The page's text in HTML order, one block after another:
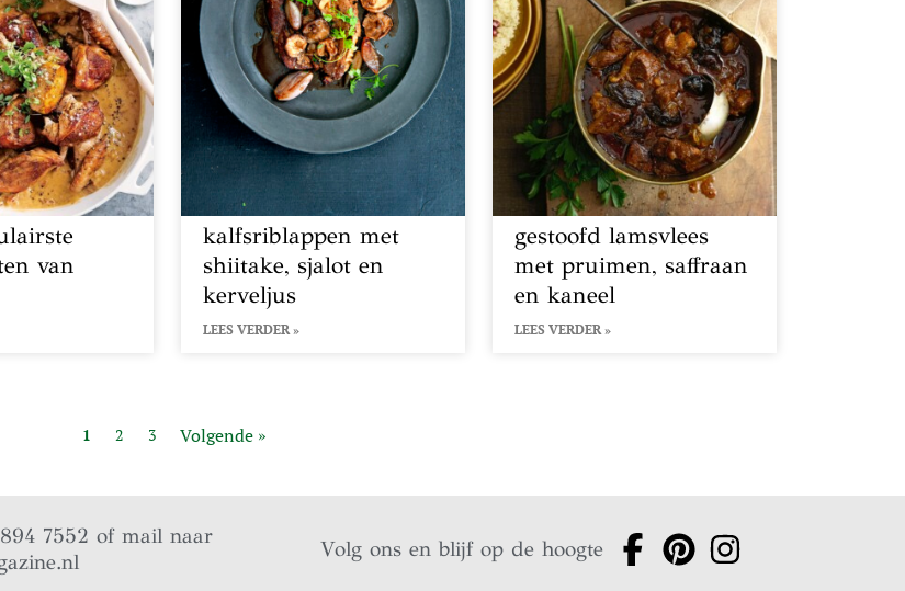
van
kalfsriblappen met
shiitake, sjalot en
kerveljus
LEES VERDER »
gestoofd lamsvlees
met pruimen, saffraan
en kaneel
LEES VERDER »
1 2 3 Volgende »
7552 of mail naar
Volg ons en blijf op de hoogte